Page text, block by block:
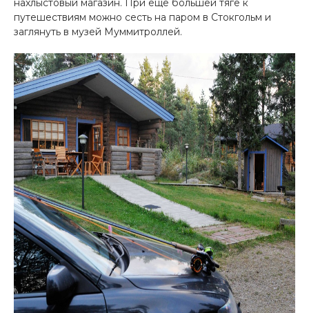
нахлыстовый магазин. При еще большей тяге к
путешествиям можно сесть на паром в Стокгольм и
заглянуть в музей Муммитроллей.